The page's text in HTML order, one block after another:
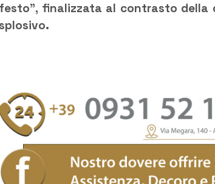
finalizzata al contrasto della